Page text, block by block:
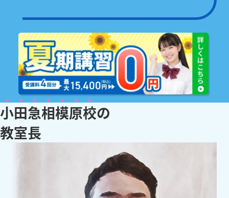
小田急相模原校の
教室長